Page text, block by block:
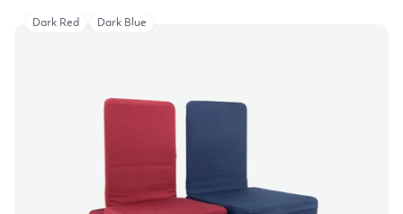
Dark Red Dark Blue